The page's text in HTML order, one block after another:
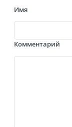
Имя
Комментарий